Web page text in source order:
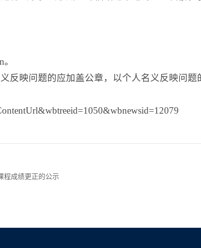
反映问题的应加盖公章，以个人名义反映问题
程成绩更正的公示